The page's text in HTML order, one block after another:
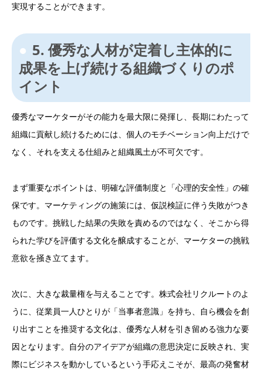
実現することができます。
5. 優秀な人材が定着し主体的に
成果を上げ続ける組織づくりのポ
イント
優秀なマーケターがその能力を最大限に発揮し、長期にわたって
組織に貢献し続けるためには、個人のモチベーション向上だけで
なく、それを支える仕組みと組織風土が不可欠です。
まず重要なポイントは、明確な評価制度と「心理的安全性」の確
保です。マーケティングの施策には、仮説検証に伴う失敗がつき
ものです。挑戦した結果の失敗を責めるのではなく、そこから得
られた学びを評価する文化を醸成することが、マーケターの挑戦
意欲を掻き立てます。
次に、大きな裁量権を与えることです。株式会社リクルートのよ
うに、従業員一人ひとりが「当事者意識」を持ち、自ら機会を創
り出すことを推奨する文化は、優秀な人材を引き留める強力な要
因となります。自分のアイデアが組織の意思決定に反映され、実
際にビジネスを動かしているという手応えこそが、最高の発奮材